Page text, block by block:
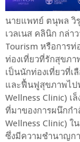
นายแพทย์ ตนุพล วิ
เวลเนส คลินิก กล่า
Tourism หรือการ
ท่องเที่ยวที่รักสุขภ
เป็นนักท่องเที่ยวที่เ
และฟื้นฟูสุขภาพไป
Wellness Clinic) เ
ที่มาของการผนึกกำ
Wellness Clinic)
ซึ่งมีความชำนาญก